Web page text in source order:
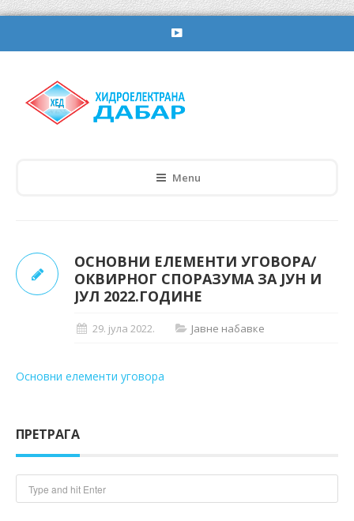
Menu
ОСНОВНИ ЕЛЕМЕНТИ УГОВОРА/
ОКВИРНОГ СПОРАЗУМА ЗА ЈУН И
ЈУЛ 2022.ГОДИНЕ
29. јула 2022. Јавне набавке
Основни елементи уговора
ПРЕТРАГА